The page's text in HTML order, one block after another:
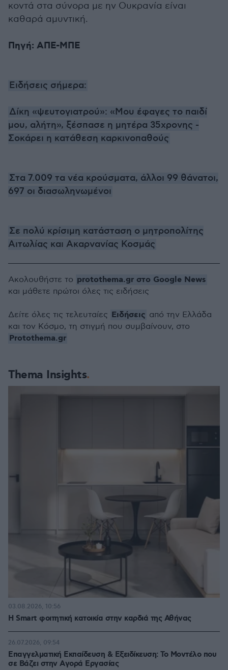
κοντά στα σύνορα με ην Ουκρανία είναι
καθαρά αμυντική.
Πηγή: ΑΠΕ-ΜΠΕ
Ειδήσεις σήμερα:
Δίκη «ψευτογιατρού»: «Μου έφαγες το παιδί
μου, αλήτη», ξέσπασε η μητέρα 35χρονης -
Σοκάρει η κατάθεση καρκινοπαθούς
Στα 7.009 τα νέα κρούσματα, άλλοι 99 θάνατοι,
697 οι διασωληνωμένοι
Σε πολύ κρίσιμη κατάσταση ο μητροπολίτης
Αιτωλίας και Ακαρνανίας Κοσμάς
Thema Insights
Η Smart φοιτητική κατοικία στην καρδιά της Αθήνας
03.08.2026, 10:56
Επαγγελματική Εκπαίδευση & Εξειδίκευση: Το Mοντέλο που
σε Bάζει στην Aγορά Eργασίας
26.07.2026, 09:54
Ακολουθήστε το protothema.gr στο Google News
και μάθετε πρώτοι όλες τις ειδήσεις
Δείτε όλες τις τελευταίες Ειδήσεις από την Ελλάδα
και τον Κόσμο, τη στιγμή που συμβαίνουν, στο
Protothema.gr